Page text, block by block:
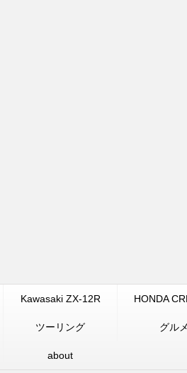
Kawasaki ZX-12R HONDA
ツーリング グルメ
about